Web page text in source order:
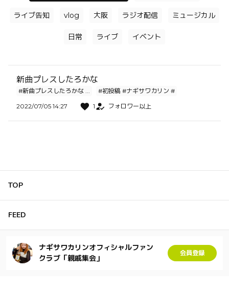
ライブ告知 vlog 大阪 ラジオ配信 ミュージカル
日常 ライブ イベント
新曲プレスしたろかな
#新曲プレスしたろかな ...
#初投稿 #ナギサワカリン #
2022/07/05 14:27
1 フォロワー以上
TOP
FEED
ナギサワカリンオフィシャルファン
クラブ「親戚集会」
会員登録